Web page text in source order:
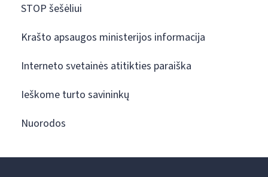
STOP šešėliui
Krašto apsaugos ministerijos informacija
Interneto svetainės atitikties paraiška
Ieškome turto savininkų
Nuorodos